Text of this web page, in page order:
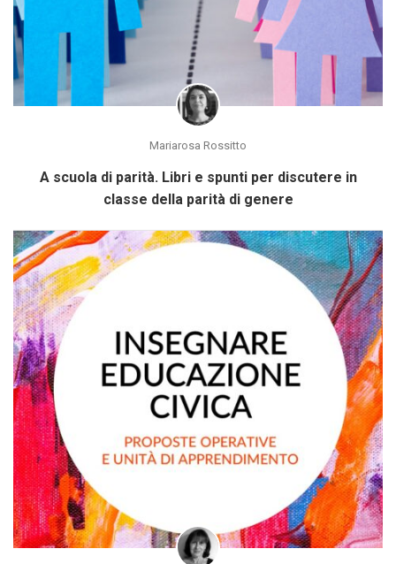
Mariarosa Rossitto
A scuola di parità. Libri e spunti per discutere in
classe della parità di genere